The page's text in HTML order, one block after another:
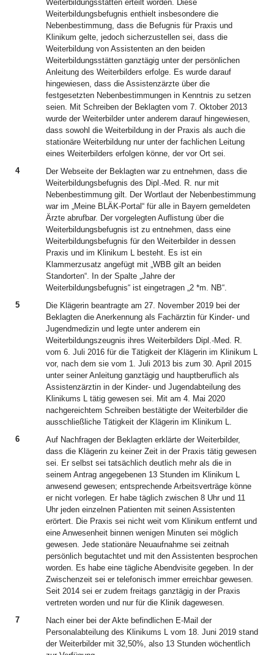
Weiterbildungsstätten erteilt worden. Diese
Weiterbildungsbefugnis enthielt insbesondere die
Nebenbestimmung, dass die Befugnis für Praxis und
Klinikum gelte, jedoch sicherzustellen sei, dass die
Weiterbildung von Assistenten an den beiden
Weiterbildungsstätten ganztägig unter der persönlichen
Anleitung des Weiterbilders erfolge. Es wurde darauf
hingewiesen, dass die Assistenzärzte über die
festgesetzten Nebenbestimmungen in Kenntnis zu setzen
seien. Mit Schreiben der Beklagten vom 7. Oktober 2013
wurde der Weiterbilder unter anderem darauf hingewiesen,
dass sowohl die Weiterbildung in der Praxis als auch die
stationäre Weiterbildung nur unter der fachlichen Leitung
eines Weiterbilders erfolgen könne, der vor Ort sei.
4
Der Webseite der Beklagten war zu entnehmen, dass die
Weiterbildungsbefugnis des Dipl.-Med. R. nur mit
Nebenbestimmung gilt. Der Wortlaut der Nebenbestimmung
war im „Meine BLÄK-Portal“ für alle in Bayern gemeldeten
Ärzte abrufbar. Der vorgelegten Auflistung über die
Weiterbildungsbefugnis ist zu entnehmen, dass eine
Weiterbildungsbefugnis für den Weiterbilder in dessen
Praxis und im Klinikum L besteht. Es ist ein
Klammerzusatz angefügt mit „WBB gilt an beiden
Standorten“. In der Spalte „Jahre der
Weiterbildungsbefugnis“ ist eingetragen „2 *m. NB“.
5
Die Klägerin beantragte am 27. November 2019 bei der
Beklagten die Anerkennung als Fachärztin für Kinder- und
Jugendmedizin und legte unter anderem ein
Weiterbildungszeugnis ihres Weiterbilders Dipl.-Med. R.
vom 6. Juli 2016 für die Tätigkeit der Klägerin im Klinikum L
vor, nach dem sie vom 1. Juli 2013 bis zum 30. April 2015
unter seiner Anleitung ganztägig und hauptberuflich als
Assistenzärztin in der Kinder- und Jugendabteilung des
Klinikums L tätig gewesen sei. Mit am 4. Mai 2020
nachgereichtem Schreiben bestätigte der Weiterbilder die
ausschließliche Tätigkeit der Klägerin im Klinikum L.
6
Auf Nachfragen der Beklagten erklärte der Weiterbilder,
dass die Klägerin zu keiner Zeit in der Praxis tätig gewesen
sei. Er selbst sei tatsächlich deutlich mehr als die in
seinem Antrag angegebenen 13 Stunden im Klinikum L
anwesend gewesen; entsprechende Arbeitsverträge könne
er nicht vorlegen. Er habe täglich zwischen 8 Uhr und 11
Uhr jeden einzelnen Patienten mit seinen Assistenten
erörtert. Die Praxis sei nicht weit vom Klinikum entfernt und
eine Anwesenheit binnen wenigen Minuten sei möglich
gewesen. Jede stationäre Neuaufnahme sei zeitnah
persönlich begutachtet und mit den Assistenten besprochen
worden. Es habe eine tägliche Abendvisite gegeben. In der
Zwischenzeit sei er telefonisch immer erreichbar gewesen.
Seit 2014 sei er zudem freitags ganztägig in der Praxis
vertreten worden und nur für die Klinik dagewesen.
7
Nach einer bei der Akte befindlichen E-Mail der
Personalabteilung des Klinikums L vom 18. Juni 2019 stand
der Weiterbilder mit 32,50%, also 13 Stunden wöchentlich